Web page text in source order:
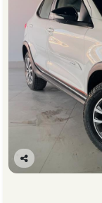
Co